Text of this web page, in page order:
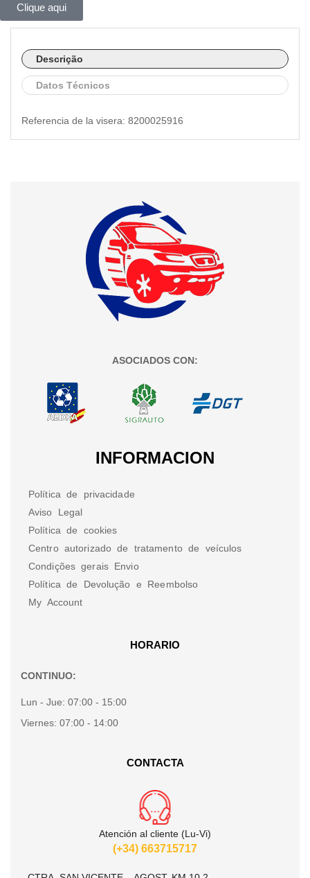
Clique aqui
Descrição
Datos Técnicos
Referencia de la visera: 8200025916
ASOCIADOS CON:
INFORMACION
Política de privacidade
Aviso Legal
Política de cookies
Centro autorizado de tratamento de veículos
Condições gerais Envio
Política de Devolução e Reembolso
My Account
HORARIO
CONTINUO:
Lun - Jue: 07:00 - 15:00
Viernes: 07:00 - 14:00
CONTACTA
Atención al cliente (Lu-Vi)
(+34) 663715717